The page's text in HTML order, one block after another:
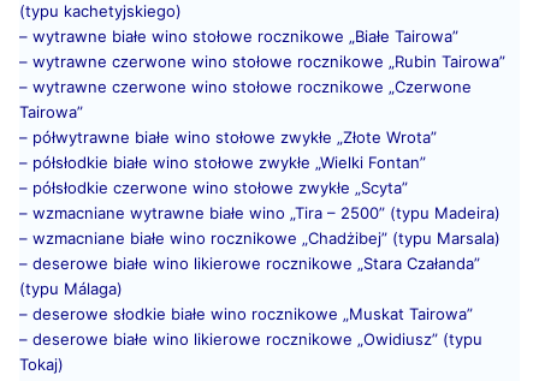
(typu kachetyjskiego)
– wytrawne białe wino stołowe rocznikowe „Białe Tairowa”
– wytrawne czerwone wino stołowe rocznikowe „Rubin Tairowa”
– wytrawne czerwone wino stołowe rocznikowe „Czerwone
Tairowa”
– półwytrawne białe wino stołowe zwykłe „Złote Wrota”
– półsłodkie białe wino stołowe zwykłe „Wielki Fontan”
– półsłodkie czerwone wino stołowe zwykłe „Scyta”
– wzmacniane wytrawne białe wino „Tira – 2500” (typu Madeira)
– wzmacniane białe wino rocznikowe „Chadżibej” (typu Marsala)
– deserowe białe wino likierowe rocznikowe „Stara Czałanda”
(typu Málaga)
– deserowe słodkie białe wino rocznikowe „Muskat Tairowa”
– deserowe białe wino likierowe rocznikowe „Owidiusz” (typu
Tokaj)